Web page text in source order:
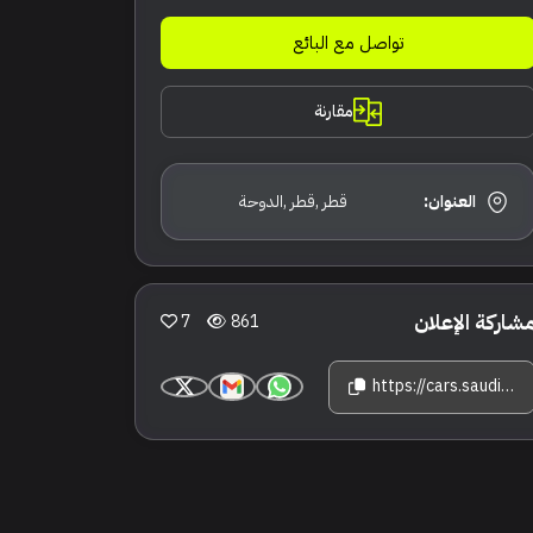
تواصل مع البائع
مقارنة
العنوان: قطر ,قطر ,الدوحة
الإعلان 861
7
https://cars.saudisale.com/listings/DG364Z/2023-%D9%84%D9%85%D8%A8%D8%B1%D8%AC%D9%8A%D9%86%D9%8A-%D9%87%D9%88%D8%B1%D8%A7%D9%83%D8%A7%D9%86-%D8%AA%D9%8A%D9%83%D9%86%D9%8A%D9%83%D8%A7